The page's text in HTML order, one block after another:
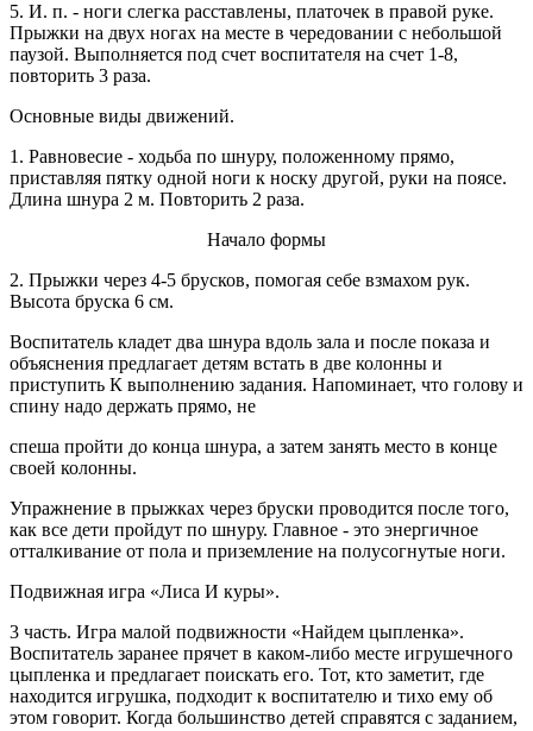
5. И. п. - ноги слегка расставлены, платочек в правой руке.
Прыжки на двух ногах на месте в чередовании с небольшой
паузой. Выполняется под счет воспитателя на счет 1-8,
повторить 3 раза.
Основные виды движений.
1. Равновесие - ходьба по шнуру, положенному прямо,
приставляя пятку одной ноги к носку другой, руки на поясе.
Длина шнура 2 м. Повторить 2 раза.
Начало формы
2. Прыжки через 4-5 брусков, помогая себе взмахом рук.
Высота бруска 6 см.
Воспитатель кладет два шнура вдоль зала и после показа и
объяснения предлагает детям встать в две колонны и
приступить К выполнению задания. Напоминает, что голову и
спину надо держать прямо, не
спеша пройти до конца шнура, а затем занять место в конце
своей колонны.
Упражнение в прыжках через бруски проводится после того,
как все дети пройдут по шнуру. Главное - это энергичное
отталкивание от пола и приземление на полусогнутые ноги.
Подвижная игра «Лиса И куры».
3 часть. Игра малой подвижности «Найдем цыпленка».
Воспитатель заранее прячет в каком-либо месте игрушечного
цыпленка и предлагает поискать его. Тот, кто заметит, где
находится игрушка, подходит к воспитателю и тихо ему об
этом говорит. Когда большинство детей справятся с заданием,